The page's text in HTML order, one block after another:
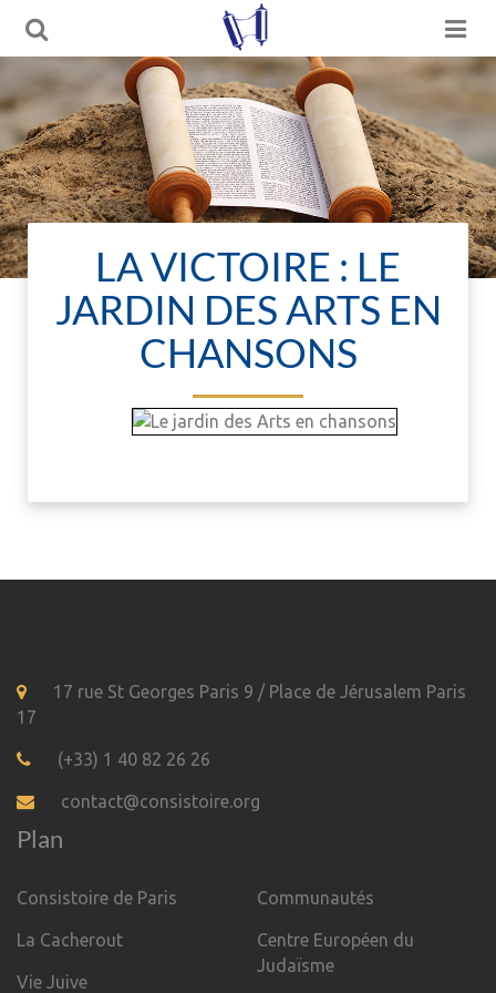
LA VICTOIRE : LE
JARDIN DES ARTS EN
CHANSONS
17 rue St Georges Paris 9 / Place de Jérusalem Paris
17
(+33) 1 40 82 26 26
contact@consistoire.org
Plan
Consistoire de Paris
La Cacherout
Vie Juive
Communautés
Centre Européen du
Judaïsme